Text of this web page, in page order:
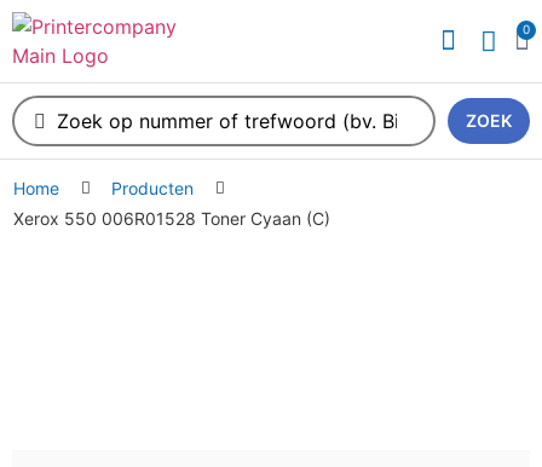
0
ZOEK
Home
Producten
Xerox 550 006R01528 Toner Cyaan (C)